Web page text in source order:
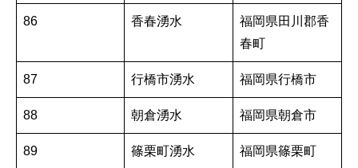
86 香春湧水
福岡県田川郡香
春町
87 行橋市湧水 福岡県行橋市
88 朝倉湧水 福岡県朝倉市
89 篠栗町湧水 福岡県篠栗町